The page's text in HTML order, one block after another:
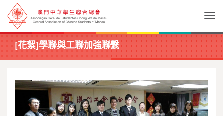
[花絮]學聯與工聯加強聯繫